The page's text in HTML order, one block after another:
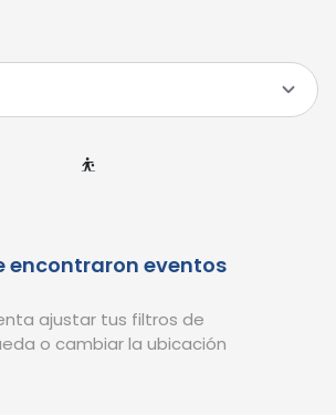
⛹️
encontraron eventos
ajustar tus filtros de
o cambiar la ubicación